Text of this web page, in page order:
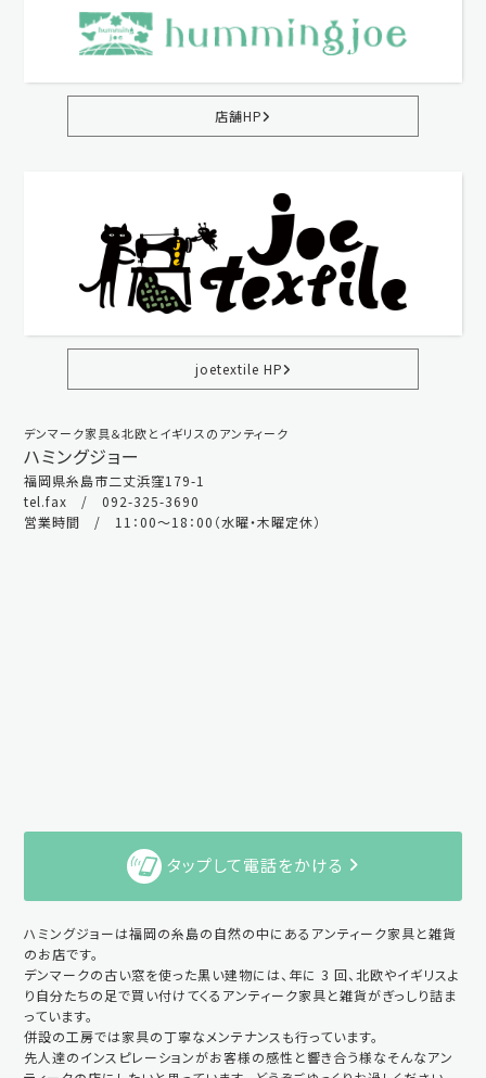
店舗HP
joetextile HP
デンマーク家具＆北欧とイギリスのアンティーク
ハミングジョー
福岡県糸島市二丈浜窪179-1
tel.fax / 092-325-3690
営業時間 / 11：00～18：00（水曜・木曜定休）
タップして電話をかける
ハミングジョーは福岡の糸島の自然の中にあるアンティーク家具と雑貨
のお店です。
デンマークの古い窓を使った黒い建物には、年に 3 回、北欧やイギリスよ
り自分たちの足で買い付けてくるアンティーク家具と雑貨がぎっしり詰ま
っています。
併設の工房では家具の丁寧なメンテナンスも行っています。
先人達のインスピレーションがお客様の感性と響き合う様なそんなアン